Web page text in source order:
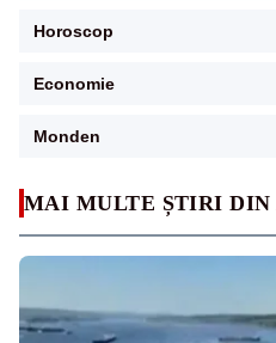
MAI MULTE ȘTIRI DIN
Horoscop
Economie
Monden